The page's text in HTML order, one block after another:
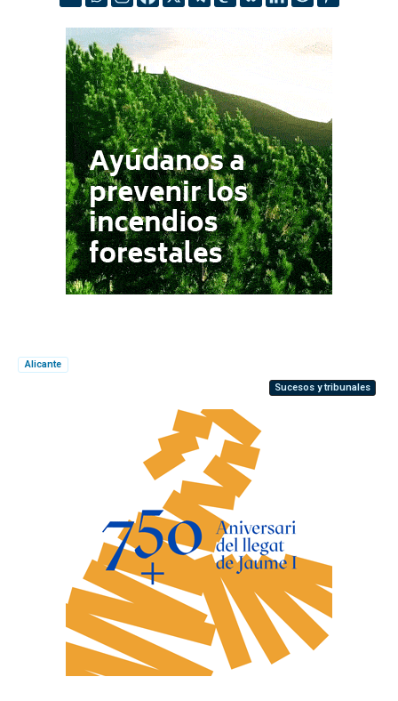
Alicante
Sucesos y tribunales